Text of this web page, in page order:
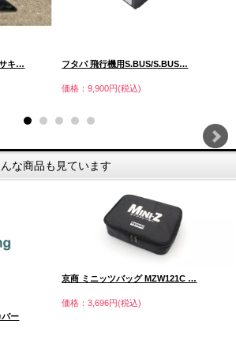
キ… フタバ 飛行機用S.BUS/S.BUS…
価格：9,900円(税込)
な商品も見ています
バー
京商 ミニッツバッグ MZW121C …
価格：3,696円(税込)